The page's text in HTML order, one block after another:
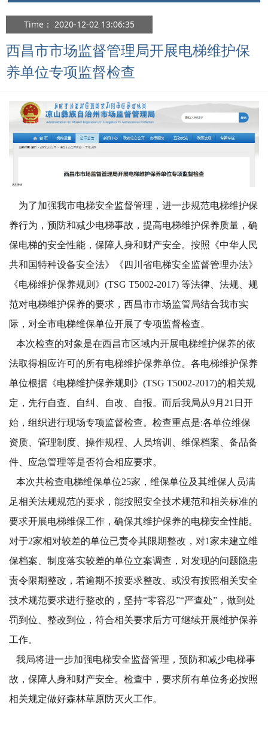
Time： 2020-12-02 13:06:35
西昌市市场监督管理局开展电梯维护保
养单位专项监督检查
为了加强我市电梯安全监督管理，进一步规范电梯维护保
养行为，预防和减少电梯事故，提高电梯维护保养质量，确
保电梯的安全性能，保障人身和财产安全。按照《中华人民
共和国特种设备安全法》《四川省电梯安全监督管理办法》
《电梯维护保养规则》(TSG T5002-2017) 等法律、法规、规
范对电梯维护保养的要求，西昌市市场监管局结合我市实
际，对全市电梯维保单位开展了专项监督检查。
本次检查的对象是在西昌市区域内开展电梯维护保养的依
法取得相应许可的所有电梯维护保养单位。各电梯维护保养
单位根据《电梯维护保养规则》(TSG T5002-2017)的相关规
定，先行自查、自纠、自改、自报。而后我局从9月21日开
始，组织进行现场专项监督检查。检查重点是:各单位维保
资质、管理制度、操作规程、人员培训、维保档案、备品备
件、应急管理等是否符合相应要求。
本次共检查电梯维保单位25家，维保单位及其维保人员满
足相关法规规范的要求，能按照安全技术规范和相关标准的
要求开展电梯维保工作，确保其维护保养的电梯安全性能。
对于2家相对较差的单位已责令其限期整改，对1家未建立维
保档案、制度落实较差的单位立案调查，对发现的问题隐患
责令限期整改，若逾期不按要求整改、或没有按照相关安全
技术规范要求进行整改的，坚持“零容忍”“严查处”，做到处
罚到位、整改到位，符合相关要求后方可继续开展维护保养
工作。
我局将进一步加强电梯安全监督管理，预防和减少电梯事
故，保障人身和财产安全。检查中，要求所有单位务必按照
相关规定做好森林草原防灭火工作。